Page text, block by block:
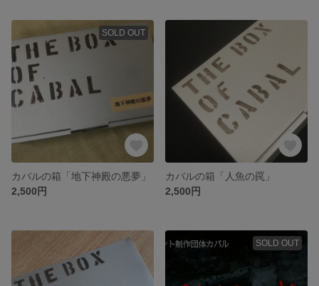
SOLD OUT
カバルの箱「地下神殿の悪夢」
2,500円
カバルの箱「人魚の罠」
2,500円
SOLD OUT